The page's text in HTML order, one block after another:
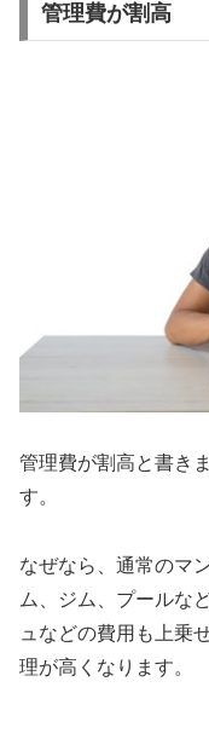
管理費が割高
管理費が割高と書き
す。
なぜなら、通常のマ
ム、ジム、プールな
ュなどの費用も上乗
理が高くなります。